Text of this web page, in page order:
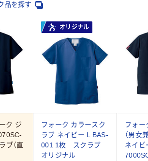
品を探す
オリジナル
ク ジ
ブ（直
フォーク カラースク
ラブ ネイビー L BAS-
001 1枚 スクラブ
オリジナル
フォ
（男女
ネイ